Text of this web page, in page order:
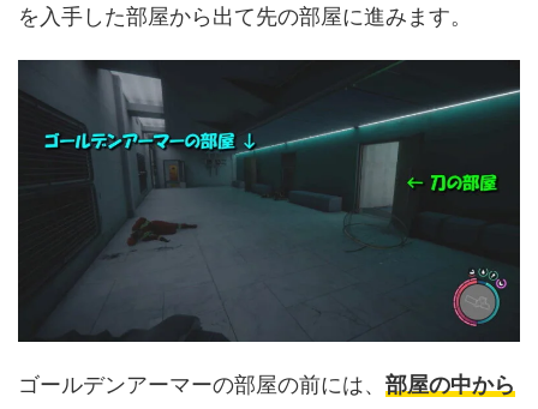
を入手した部屋から出て先の部屋に進みます。
ゴールデンアーマーの部屋の前には、 部屋の中から